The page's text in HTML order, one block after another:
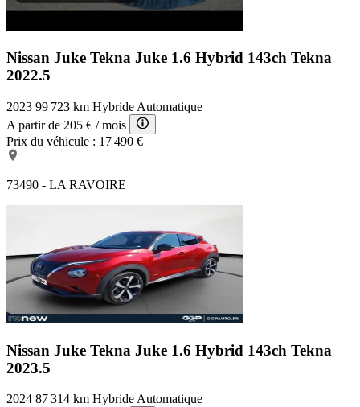
Nissan Juke Tekna Juke 1.6 Hybrid 143ch Tekna
2022.5
2023 99 723 km Hybride Automatique
A partir de 205 € / mois
Prix du véhicule : 17 490 €
73490 - LA RAVOIRE
Nissan Juke Tekna Juke 1.6 Hybrid 143ch Tekna
2023.5
2024 87 314 km Hybride Automatique